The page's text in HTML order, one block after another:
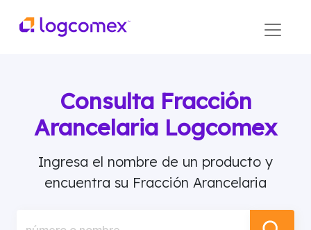
Consulta Fracción
Arancelaria Logcomex
Ingresa el nombre de un producto y
encuentra su Fracción Arancelaria